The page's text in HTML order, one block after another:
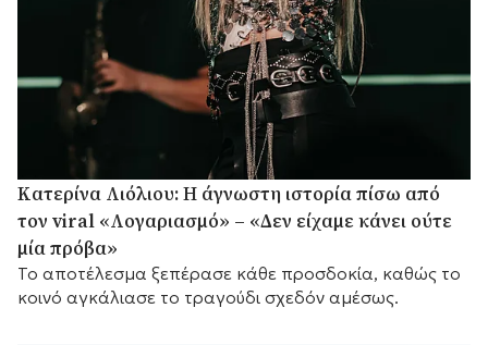
Κατερίνα Λιόλιου: Η άγνωστη ιστορία πίσω από
τον viral «Λογαριασμό» – «Δεν είχαμε κάνει ούτε
μία πρόβα»
Το αποτέλεσμα ξεπέρασε κάθε προσδοκία, καθώς το
κοινό αγκάλιασε το τραγούδι σχεδόν αμέσως.